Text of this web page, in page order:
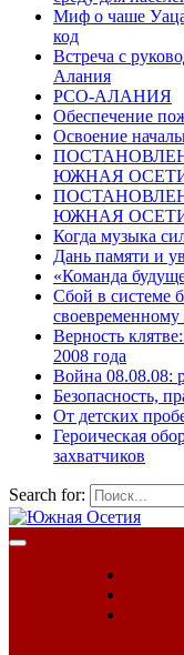
Миф о чаше
код
Встреча с
Алания
РСО-АЛАНИЯ
Обеспечение
Освоение
ЮЖНАЯ
ЮЖНАЯ
Когда музыка
Дань памяти и
«Команда
Сбой в системе
Верность
2008 года
Война 08.08.08:
Безопасность,
От детских
Героическая
захватчиков
Search for: